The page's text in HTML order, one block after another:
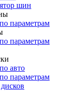
шин
параметрам
параметрам
авто
параметрам